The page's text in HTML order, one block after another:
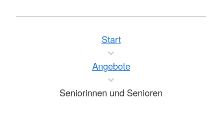
Start
Angebote
Seniorinnen und Senioren